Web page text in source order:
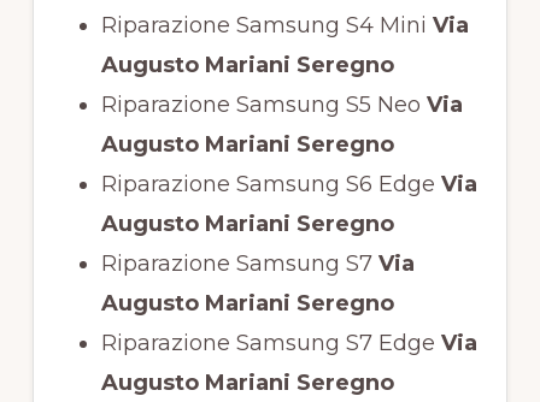
Riparazione Samsung S4 Mini Via
Augusto Mariani Seregno
Riparazione Samsung S5 Neo Via
Augusto Mariani Seregno
Riparazione Samsung S6 Edge Via
Augusto Mariani Seregno
Riparazione Samsung S7Via
Augusto Mariani Seregno
Riparazione Samsung S7 Edge Via
Augusto Mariani Seregno